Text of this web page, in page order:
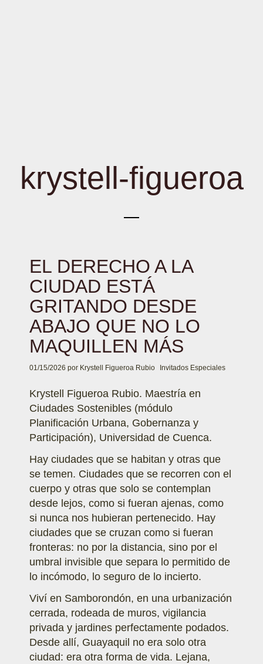
krystell-figueroa
EL DERECHO A LA
CIUDAD ESTÁ
GRITANDO DESDE
ABAJO QUE NO LO
MAQUILLEN MÁS
01/15/2026 por Krystell Figueroa Rubio Invitados Especiales
Krystell Figueroa Rubio. Maestría en
Ciudades Sostenibles (módulo
Planificación Urbana, Gobernanza y
Participación), Universidad de Cuenca.
Hay ciudades que se habitan y otras que
se temen. Ciudades que se recorren con el
cuerpo y otras que solo se contemplan
desde lejos, como si fueran ajenas, como
si nunca nos hubieran pertenecido. Hay
ciudades que se cruzan como si fueran
fronteras: no por la distancia, sino por el
umbral invisible que separa lo permitido de
lo incómodo, lo seguro de lo incierto.
Viví en Samborondón, en una urbanización
cerrada, rodeada de muros, vigilancia
privada y jardines perfectamente podados.
Desde allí, Guayaquil no era solo otra
ciudad: era otra forma de vida. Lejana,